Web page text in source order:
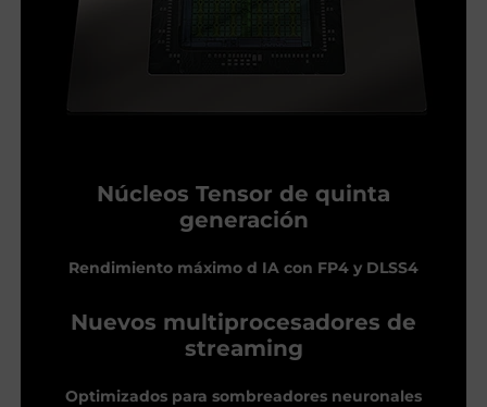
Núcleos Tensor de quinta
generación
Rendimiento máximo d IA con FP4 y DLSS4
Nuevos multiprocesadores de
streaming
Optimizados para sombreadores neuronales